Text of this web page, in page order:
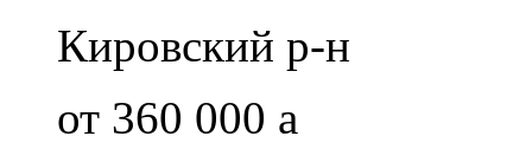
Кировский р-н
от 360 000 a